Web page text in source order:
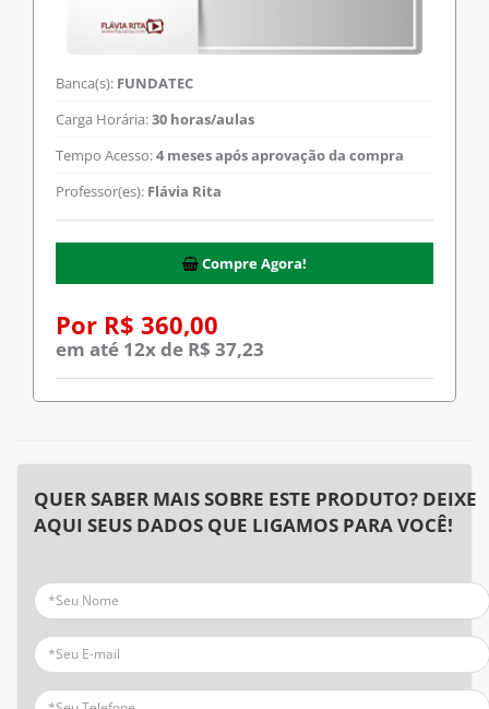
Banca(s): FUNDATEC
Carga Horária:30 horas/aulas
Tempo Acesso:4 meses após aprovação da compra
Professor(es): Flávia Rita
Compre Agora!
Por R$ 360,00
em até 12x de R$ 37,23
QUER SABER MAIS SOBRE ESTE PRODUTO? DEIXE
AQUI SEUS DADOS QUE LIGAMOS PARA VOCÊ!